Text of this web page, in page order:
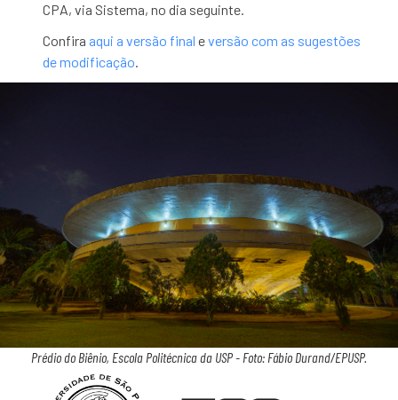
CPA, via Sistema, no dia seguinte.
Confira aqui a versão final eversão com as sugestões
de modificação.
Prédio do Biênio, Escola Politécnica da USP - Foto: Fábio Durand/EPUSP.